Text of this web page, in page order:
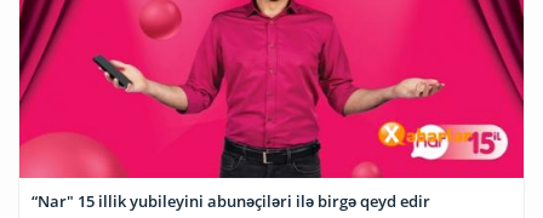
“Nar" 15 illik yubileyini abunəçiləri ilə birgə qeyd edir